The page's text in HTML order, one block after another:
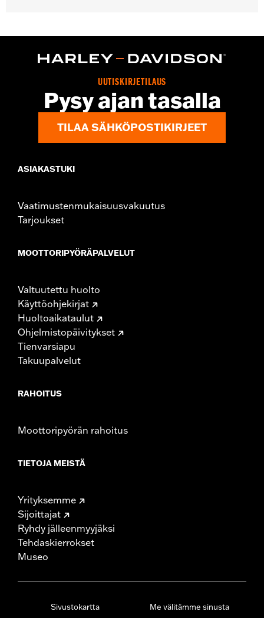
WARRANTY:2 year limited warranty � Go towww.h-
Imported
UUTISKIRJETILAUS
Pysy ajan tasalla
TILAA SÄHKÖPOSTIKIRJEET
ASIAKASTUKI
Vaatimustenmukaisuusvakuutus
Tarjoukset
MOOTTORIPYÖRÄPALVELUT
Valtuutettu huolto
Käyttöohjekirjat
Huoltoaikataulut
Ohjelmistopäivitykset
Tienvarsiapu
Takuupalvelut
RAHOITUS
Moottoripyörän rahoitus
TIETOJA MEISTÄ
Yrityksemme
Sijoittajat
Ryhdy jälleenmyyjäksi
Tehdaskierrokset
Museo
Sivustokartta
Me välitämme sinusta